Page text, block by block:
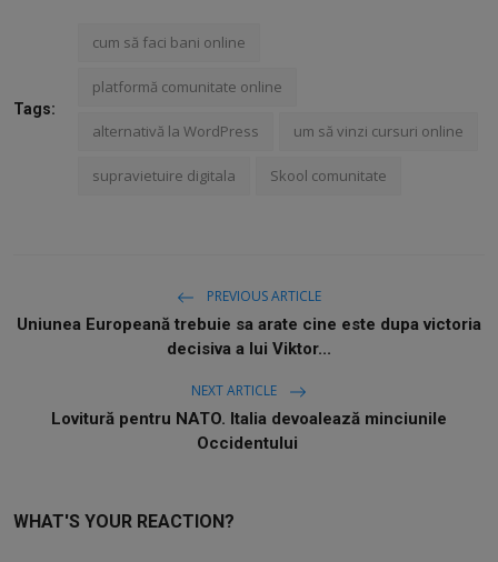
Tags:
cum să faci bani online
platformă comunitate online
alternativă la WordPress um să vinzi cursuri online
supravietuire digitala Skool comunitate
PREVIOUS ARTICLE
Uniunea Europeană trebuie sa arate cine este dupa victoria
decisiva a lui Viktor...
NEXT ARTICLE
Lovitură pentru NATO. Italia devoalează minciunile
Occidentului
WHAT'S YOUR REACTION?